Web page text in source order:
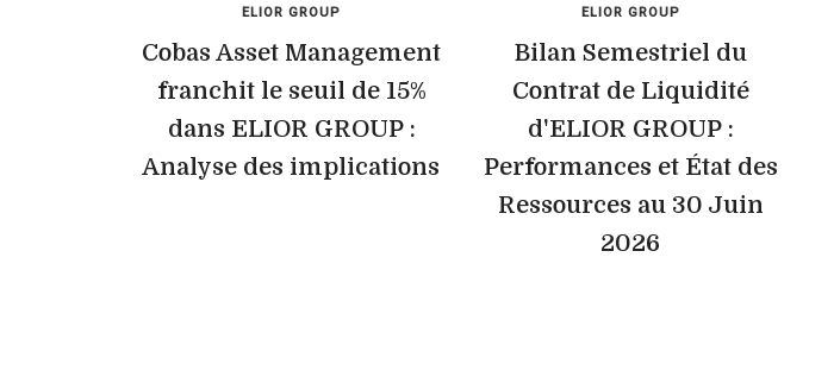
ELIOR GROUP
Cobas Asset Management
franchit le seuil de 15%
dans ELIOR GROUP :
Analyse des implications
ELIOR GROUP
Bilan Semestriel du
Contrat de Liquidité
d'ELIOR GROUP :
Performances et État des
Ressources au 30 Juin
2026